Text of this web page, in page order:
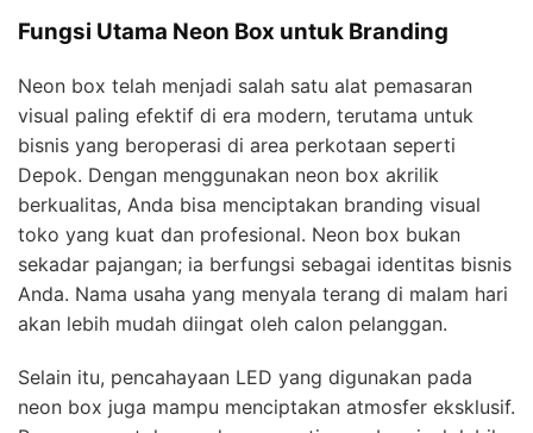
Fungsi Utama Neon Box untuk Branding
Neon box telah menjadi salah satu alat pemasaran
visual paling efektif di era modern, terutama untuk
bisnis yang beroperasi di area perkotaan seperti
Depok. Dengan menggunakan neon box akrilik
berkualitas, Anda bisa menciptakan branding visual
toko yang kuat dan profesional. Neon box bukan
sekadar pajangan; ia berfungsi sebagai identitas bisnis
Anda. Nama usaha yang menyala terang di malam hari
akan lebih mudah diingat oleh calon pelanggan.
Selain itu, pencahayaan LED yang digunakan pada
neon box juga mampu menciptakan atmosfer eksklusif.